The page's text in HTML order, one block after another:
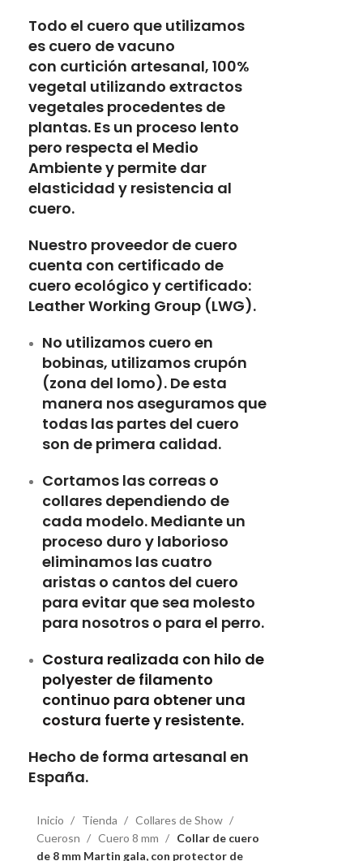
Todo el cuero que utilizamos
es cuero de vacuno
con curtición artesanal, 100%
vegetal utilizando extractos
vegetales procedentes de
plantas. Es un proceso lento
pero respecta el Medio
Ambiente y permite dar
elasticidad y resistencia al
cuero.
Nuestro proveedor de cuero
cuenta con certificado de
cuero ecológico y certificado:
Leather Working Group (LWG).
No utilizamos cuero en
bobinas, utilizamos crupón
(zona del lomo). De esta
manera nos aseguramos que
todas las partes del cuero
son de primera calidad.
Cortamos las correas o
collares dependiendo de
cada modelo. Mediante un
proceso duro y laborioso
eliminamos las cuatro
aristas o cantos del cuero
para evitar que sea molesto
para nosotros o para el perro.
Costura realizada con hilo de
polyester de filamento
continuo para obtener una
costura fuerte y resistente.
Hecho de forma artesanal en
España.
Inicio Tienda
Collares de Show
Cuerosn
Cuero 8 mm
Collar de cuero
de 8 mm Martin gala, con protector de